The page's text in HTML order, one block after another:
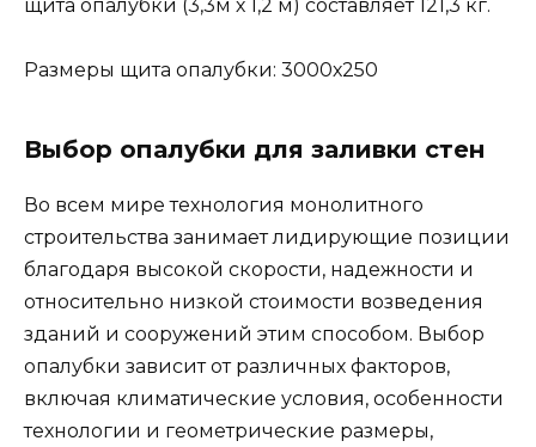
щита опалубки (3,3м х 1,2 м) составляет 121,3 кг.
Размеры щита опалубки: 3000х250
Выбор опалубки для заливки стен
Во всем мире технология монолитного
строительства занимает лидирующие позиции
благодаря высокой скорости, надежности и
относительно низкой стоимости возведения
зданий и сооружений этим способом. Выбор
опалубки зависит от различных факторов,
включая климатические условия, особенности
технологии и геометрические размеры,